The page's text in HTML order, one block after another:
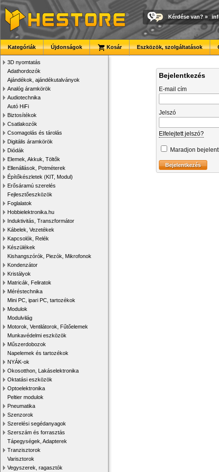
Kérdése van? »
Kategóriák Újdonságok Kosár Eszközök, szolgáltatások
3D nyomtatás
Adathordozók
Ajándékok, ajándékutalványok
Analóg áramkörök
Audiotechnika
Autó HiFi
Biztosítékok
Csatlakozók
Csomagolás és tárolás
Digitális áramkörök
Diódák
Elemek, Akkuk, Töltők
Ellenállások, Potméterek
Építőkészletek (KIT, Modul)
Erősáramú szerelés
Fejlesztőeszközök
Foglalatok
Hobbielektronika.hu
Induktivitás, Transzformátor
Kábelek, Vezetékek
Kapcsolók, Relék
Készülékek
Kishangszórók, Piezók, Mikrofonok
Kondenzátor
Kristályok
Matricák, Feliratok
Méréstechnika
Mini PC, ipari PC, tartozékok
Modulok
Modulvilág
Motorok, Ventilátorok, Fűtőelemek
Munkavédelmi eszközök
Műszerdobozok
Napelemek és tartozékok
NYÁK-ok
Okosotthon, Lakáselektronika
Oktatási eszközök
Optoelektronika
Peltier modulok
Pneumatika
Szenzorok
Szerelési segédanyagok
Szerszám és forrasztás
Tápegységek, Adapterek
Tranzisztorok
Varisztorok
Vegyszerek, ragasztók
Bejelentkezés
E-mail cím
Jelszó
Elfelejtett jelszó?
Maradjon